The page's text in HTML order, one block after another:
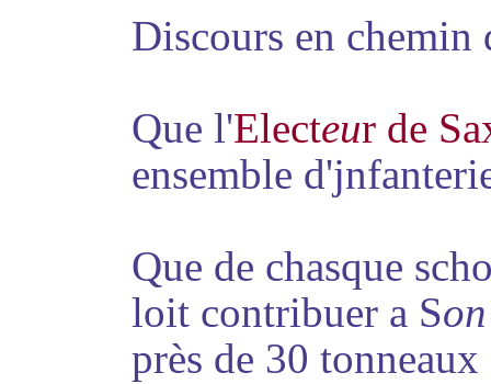
Discours en chemin
Que l'Electeur de
ensemble
Que de chasque
loit contribuer a Son
près de 30 tonneaux